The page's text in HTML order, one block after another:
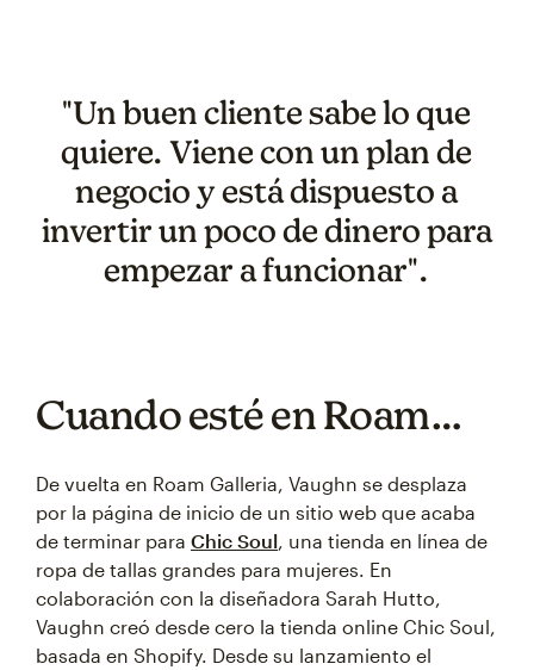
"Un buen cliente sabe lo que
quiere. Viene con un plan de
negocio y está dispuesto a
invertir un poco de dinero para
empezar a funcionar".
Cuando esté en Roam…
De vuelta en Roam Galleria, Vaughn se desplaza
por la página de inicio de un sitio web que acaba
de terminar para Chic Soul, una tienda en línea de
ropa de tallas grandes para mujeres. En
colaboración con la diseñadora Sarah Hutto,
Vaughn creó desde cero la tienda online Chic Soul,
basada en Shopify. Desde su lanzamiento el